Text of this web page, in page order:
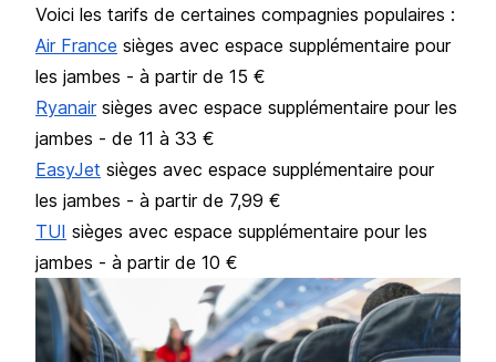
Voici les tarifs de certaines compagnies populaires :
Air France sièges avec espace supplémentaire pour
les jambes - à partir de 15 €
Ryanairsièges avec espace supplémentaire pour les
jambes - de 11 à 33 €
EasyJet sièges avec espace supplémentaire pour
les jambes - à partir de 7,99 €
TUI sièges avec espace supplémentaire pour les
jambes - à partir de 10 €